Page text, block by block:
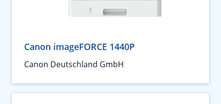
Canon imageFORCE 1440P
Canon Deutschland GmbH